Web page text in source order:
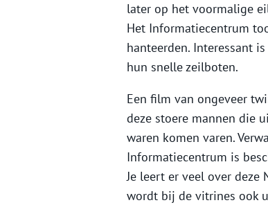
later op het voormalige
Het Informatiecentrum
hanteerden. Interessant
hun snelle zeilboten.
Een film van ongeveer
deze stoere mannen die
waren komen varen.
Informatiecentrum is
Je leert er veel over
wordt bij de vitrines ook